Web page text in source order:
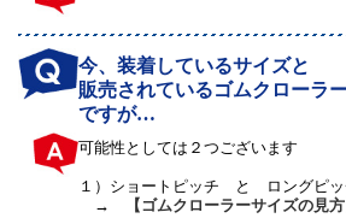
今、装着しているサイズと
販売されているゴムクローラ
ですが…
可能性としては２つございます
１） ショートピッチ と ロングピ
→
【ゴムクローラーサイズの見方